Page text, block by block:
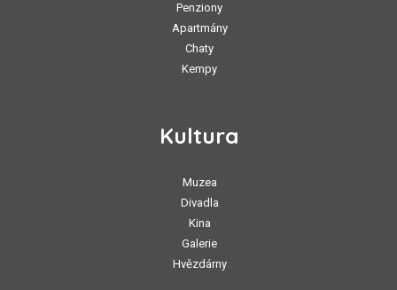
Penziony
Apartmány
Chaty
Kempy
Kultura
Muzea
Divadla
Kina
Galerie
Hvězdárny